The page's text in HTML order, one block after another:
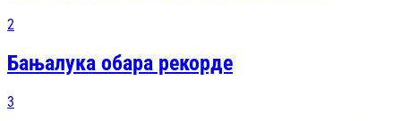
2
Бањалука обара рекорде
3